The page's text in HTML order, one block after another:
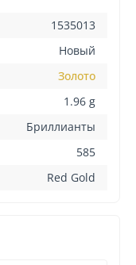
1535013
Новый
Золото
1.96 g
Бриллианты
585
Red Gold